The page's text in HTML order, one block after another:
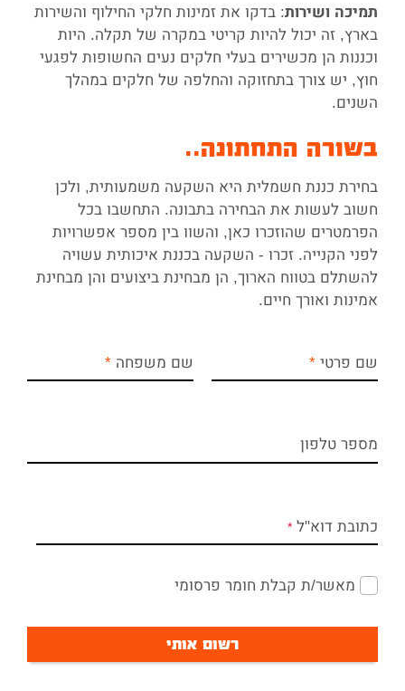
תמיכה ושירות: בדקו את זמינות חלקי החילוף והשירות
בארץ, זה יכול להיות קריטי במקרה של תקלה. היות
וכננות הן מכשירים בעלי חלקים נעים החשופות לפגעי
חוץ, יש צורך בתחזוקה והחלפה של חלקים במהלך
השנים.
בשורה התחתונה..
בחירת כננת חשמלית היא השקעה משמעותית, ולכן
חשוב לעשות את הבחירה בתבונה. התחשבו בכל
הפרמטרים שהוזכרו כאן, והשוו בין מספר אפשרויות
לפני הקנייה. זכרו - השקעה בכננת איכותית עשויה
להשתלם בטווח הארוך, הן מבחינת ביצועים והן מבחינת
אמינות ואורך חיים.
שם פרטי שם משפחה
מספר טלפון
כתובת דוא"ל
מאשר/ת קבלת חומר פרסומי
רשום אותי